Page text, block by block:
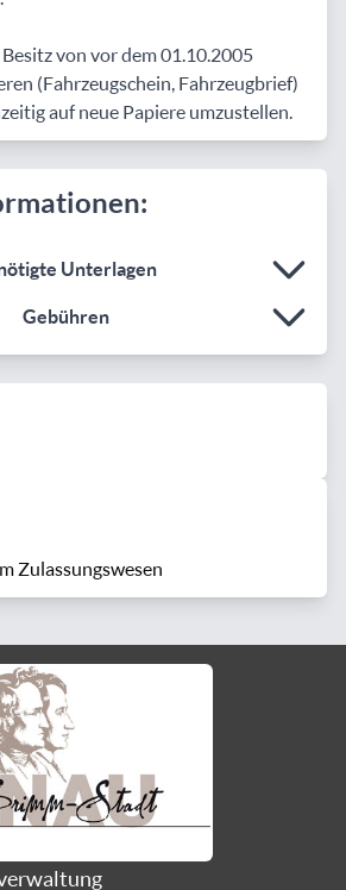
von vor dem 01.10.2005
(Fahrzeugschein, Fahrzeugbrief)
auf neue Papiere umzustellen.
Unterlagen
Gebühren
Zulassungswesen